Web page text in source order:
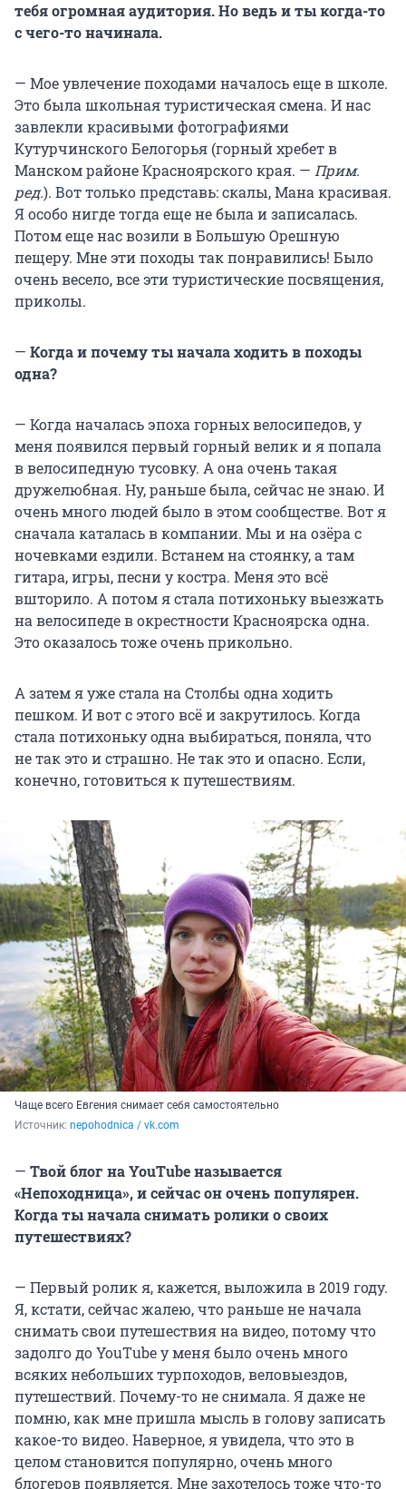
тебя огромная аудитория. Но ведь и ты когда-то
с чего-то начинала.
— Мое увлечение походами началось еще в школе.
Это была школьная туристическая смена. И нас
завлекли красивыми фотографиями
Кутурчинского Белогорья (горный хребет в
Манском районе Красноярского края. — Прим.
ред.). Вот только представь: скалы, Мана красивая.
Я особо нигде тогда еще не была и записалась.
Потом еще нас возили в Большую Орешную
пещеру. Мне эти походы так понравились! Было
очень весело, все эти туристические посвящения,
приколы.
— Когда и почему ты начала ходить в походы
одна?
— Когда началась эпоха горных велосипедов, у
меня появился первый горный велик и я попала
в велосипедную тусовку. А она очень такая
дружелюбная. Ну, раньше была, сейчас не знаю. И
очень много людей было в этом сообществе. Вот я
сначала каталась в компании. Мы и на озёра с
ночевками ездили. Встанем на стоянку, а там
гитара, игры, песни у костра. Меня это всё
вшторило. А потом я стала потихоньку выезжать
на велосипеде в окрестности Красноярска одна.
Это оказалось тоже очень прикольно.
А затем я уже стала на Столбы одна ходить
пешком. И вот с этого всё и закрутилось. Когда
стала потихоньку одна выбираться, поняла, что
не так это и страшно. Не так это и опасно. Если,
конечно, готовиться к путешествиям.
Чаще всего Евгения снимает себя самостоятельно
Источник: nepohodnica / vk.com
— Твой блог на YouТube называется
«Непоходница», и сейчас он очень популярен.
Когда ты начала снимать ролики о своих
путешествиях?
— Первый ролик я, кажется, выложила в 2019 году.
Я, кстати, сейчас жалею, что раньше не начала
снимать свои путешествия на видео, потому что
задолго до YouТube у меня было очень много
всяких небольших турпоходов, веловыездов,
путешествий. Почему-то не снимала. Я даже не
помню, как мне пришла мысль в голову записать
какое-то видео. Наверное, я увидела, что это в
целом становится популярно, очень много
блогеров появляется. Мне захотелось тоже что-то